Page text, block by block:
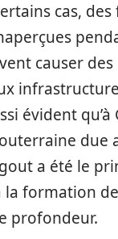
cas,
causer
évident qu’à
due
a été le
formation de
profondeur.